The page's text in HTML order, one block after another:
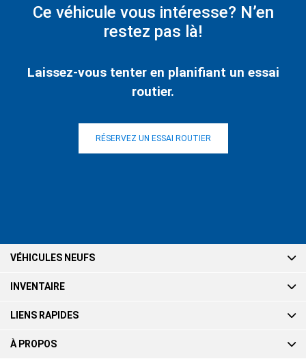
Ce véhicule vous intéresse? N’en
restez pas là!
Laissez-vous tenter en planifiant un essai
routier.
RÉSERVEZ UN ESSAI ROUTIER
VÉHICULES NEUFS
INVENTAIRE
LIENS RAPIDES
À PROPOS